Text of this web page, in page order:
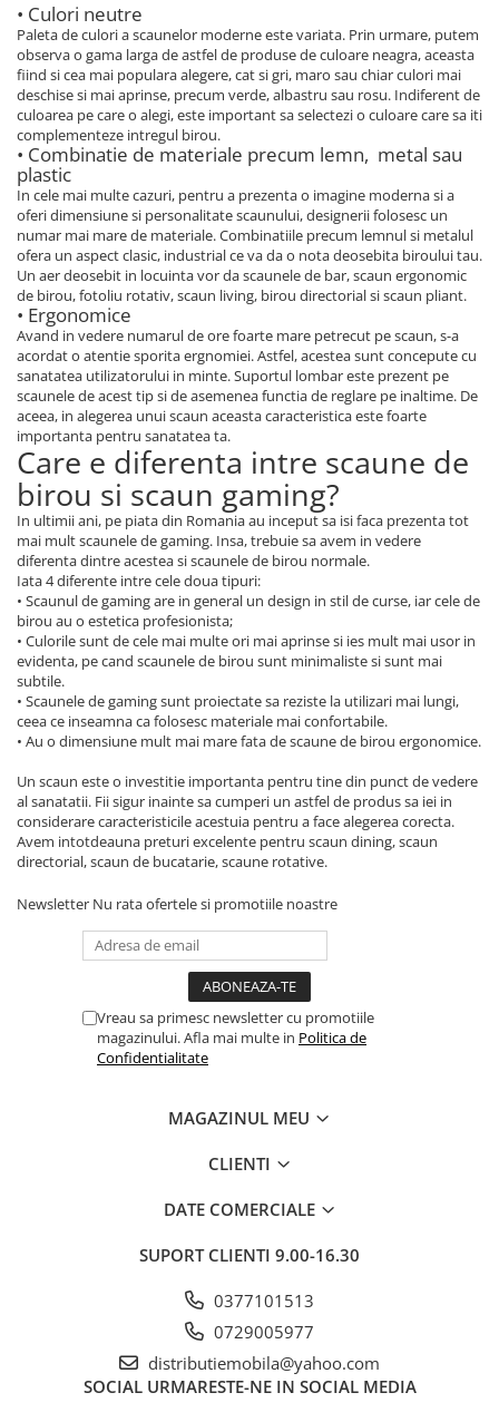
• Culori neutre
Paleta de culori a scaunelor moderne este variata. Prin urmare, putem
observa o gama larga de astfel de produse de culoare neagra, aceasta
fiind si cea mai populara alegere, cat si gri, maro sau chiar culori mai
deschise si mai aprinse, precum verde, albastru sau rosu. Indiferent de
culoarea pe care o alegi, este important sa selectezi o culoare care sa iti
complementeze intregul birou.
• Combinatie de materiale precum lemn, metal sau
plastic
In cele mai multe cazuri, pentru a prezenta o imagine moderna si a
oferi dimensiune si personalitate scaunului, designerii folosesc un
numar mai mare de materiale. Combinatiile precum lemnul si metalul
ofera un aspect clasic, industrial ce va da o nota deosebita biroului tau.
Un aer deosebit in locuinta vor da scaunele de bar, scaun ergonomic
de birou, fotoliu rotativ, scaun living, birou directorial si scaun pliant.
• Ergonomice
Avand in vedere numarul de ore foarte mare petrecut pe scaun, s-a
acordat o atentie sporita ergnomiei. Astfel, acestea sunt concepute cu
sanatatea utilizatorului in minte. Suportul lombar este prezent pe
scaunele de acest tip si de asemenea functia de reglare pe inaltime. De
aceea, in alegerea unui scaun aceasta caracteristica este foarte
importanta pentru sanatatea ta.
Care e diferenta intre scaune de
birou si scaun gaming?
In ultimii ani, pe piata din Romania au inceput sa isi faca prezenta tot
mai mult scaunele de gaming. Insa, trebuie sa avem in vedere
diferenta dintre acestea si scaunele de birou normale.
Iata 4 diferente intre cele doua tipuri:
• Scaunul de gaming are in general un design in stil de curse, iar cele de
birou au o estetica profesionista;
• Culorile sunt de cele mai multe ori mai aprinse si ies mult mai usor in
evidenta, pe cand scaunele de birou sunt minimaliste si sunt mai
subtile.
• Scaunele de gaming sunt proiectate sa reziste la utilizari mai lungi,
ceea ce inseamna ca folosesc materiale mai confortabile.
• Au o dimensiune mult mai mare fata de scaune de birou ergonomice.
Un scaun este o investitie importanta pentru tine din punct de vedere
al sanatatii. Fii sigur inainte sa cumperi un astfel de produs sa iei in
considerare caracteristicile acestuia pentru a face alegerea corecta.
Avem intotdeauna preturi excelente pentru scaun dining, scaun
directorial, scaun de bucatarie, scaune rotative.
Newsletter Nu rata ofertele si promotiile noastre
Vreau sa primesc newsletter cu promotiile
magazinului. Afla mai multe in Politica de
Confidentialitate
MAGAZINUL MEU
CLIENTI
DATE COMERCIALE
SUPORT CLIENTI 9.00-16.30
0377101513
0729005977
distributiemobila@yahoo.com
SOCIAL URMARESTE-NE IN SOCIAL MEDIA